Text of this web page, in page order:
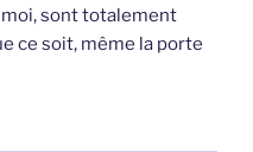
moi, sont totalement
ce soit, même la porte